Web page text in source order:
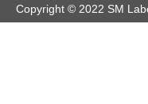
Copyright © 2022 SM